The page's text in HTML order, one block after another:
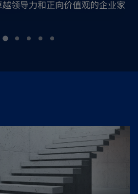
领导力和正向价值观的企业家